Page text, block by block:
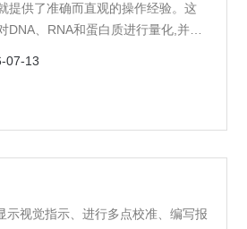
提供了准确而直观的操作经验。这
、RNA和蛋白质进行量化,并在
07-13
视觉指示、进行多点校准、编写报